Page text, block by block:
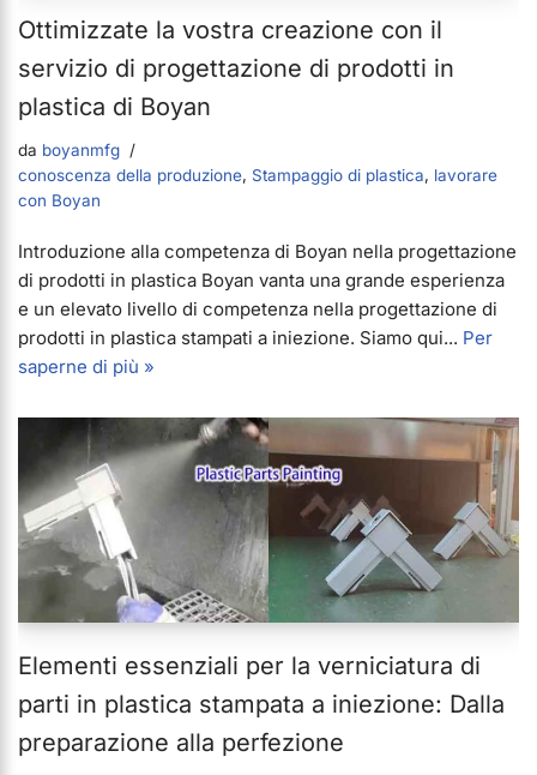
Ottimizzate la vostra creazione con il
servizio di progettazione di prodotti in
plastica di Boyan
da boyanmfg
conoscenza della produzione, Stampaggio di plastica, lavorare
con Boyan
Introduzione alla competenza di Boyan nella progettazione
di prodotti in plastica Boyan vanta una grande esperienza
e un elevato livello di competenza nella progettazione di
prodotti in plastica stampati a iniezione. Siamo qui... Per
saperne di più »
Elementi essenziali per la verniciatura di
parti in plastica stampata a iniezione: Dalla
preparazione alla perfezione